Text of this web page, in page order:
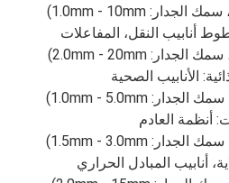
أنابيب النقل، المفاعلات
الأنابيب الصحية
أنظمة العادم
أنابيب المبادل الحراري